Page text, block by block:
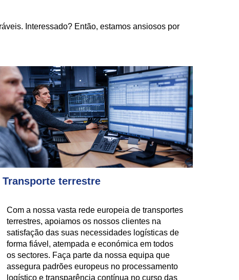
Interessado? Então, estamos ansiosos por
Transporte terrestre
Com a nossa vasta rede europeia de transportes
terrestres, apoiamos os nossos clientes na
satisfação das suas necessidades logísticas de
forma fiável, atempada e económica em todos
os sectores. Faça parte da nossa equipa que
assegura padrões europeus no processamento
logístico e transparência contínua no curso das